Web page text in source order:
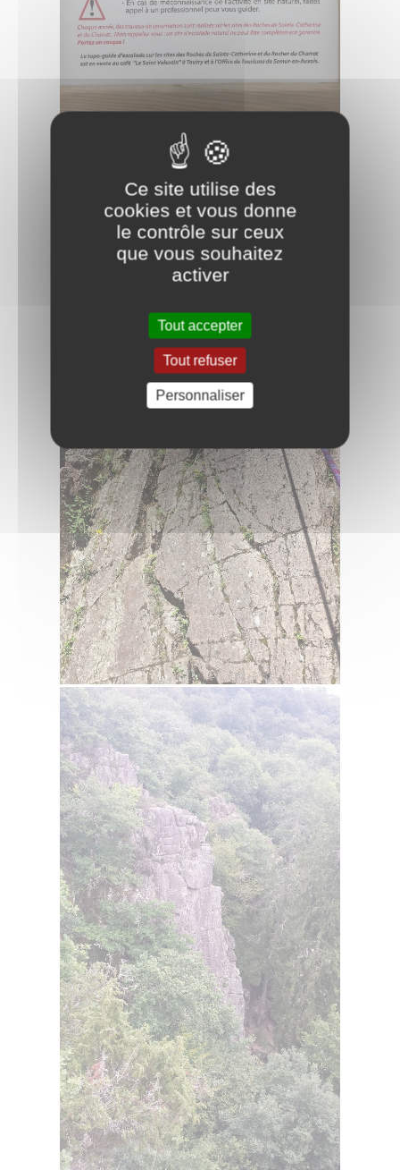
Ce site utilise des
cookies et vous donne
le contrôle sur ceux
que vous souhaitez
activer
Tout accepter
Tout refuser
Personnaliser